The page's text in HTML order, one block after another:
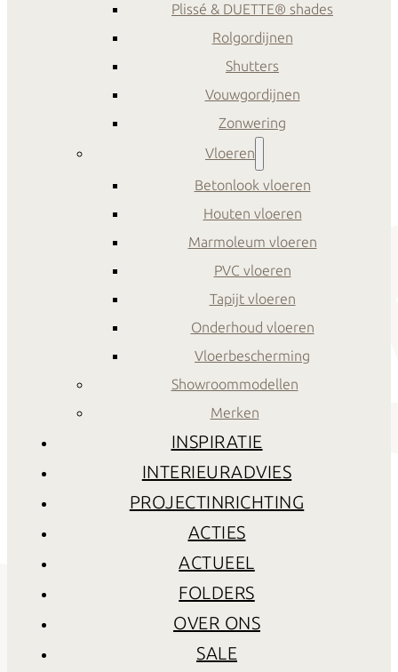
Plissé & DUETTE® shades
Rolgordijnen
Shutters
Vouwgordijnen
Zonwering
Vloeren
Betonlook vloeren
Houten vloeren
Marmoleum vloeren
PVC vloeren
Tapijt vloeren
Onderhoud vloeren
Vloerbescherming
Showroommodellen
Merken
INSPIRATIE
INTERIEURADVIES
PROJECTINRICHTING
ACTIES
ACTUEEL
FOLDERS
OVER ONS
SALE